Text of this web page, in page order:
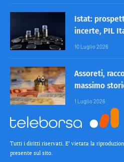
Istat:
incerte, PIL
10 Luglio 2026
Assoreti,
massimo
1 Luglio 2026
Tutti i diritti riservati. E’ vietata la
presente sul sito.